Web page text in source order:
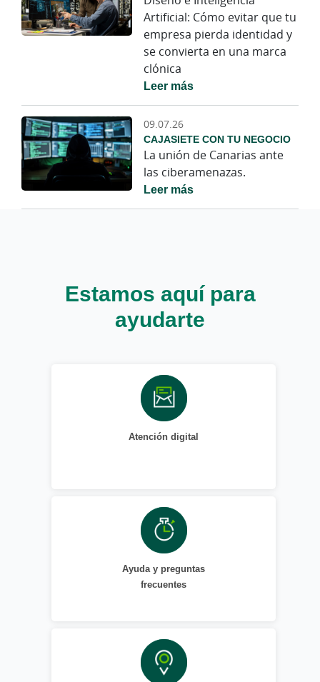
Artificial: Cómo evitar que tu
empresa pierda identidad y
se convierta en una marca
clónica
Leer más
09.07.26
CAJASIETE CON TU NEGOCIO
La unión de Canarias ante
las ciberamenazas.
Leer más
Estamos aquí para
ayudarte
Atención digital
Ayuda y preguntas
frecuentes